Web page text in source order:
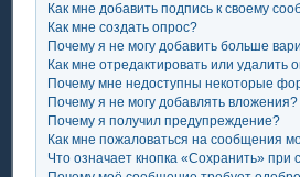
Как мне добавить подпись к своему
Как мне создать опрос?
Почему я не могу добавить больше
Как мне отредактировать или удалить
Почему мне недоступны некоторые
Почему я не могу добавлять вложения?
Почему я получил предупреждение?
Как мне пожаловаться на сообщения
Что означает кнопка «Сохранить»